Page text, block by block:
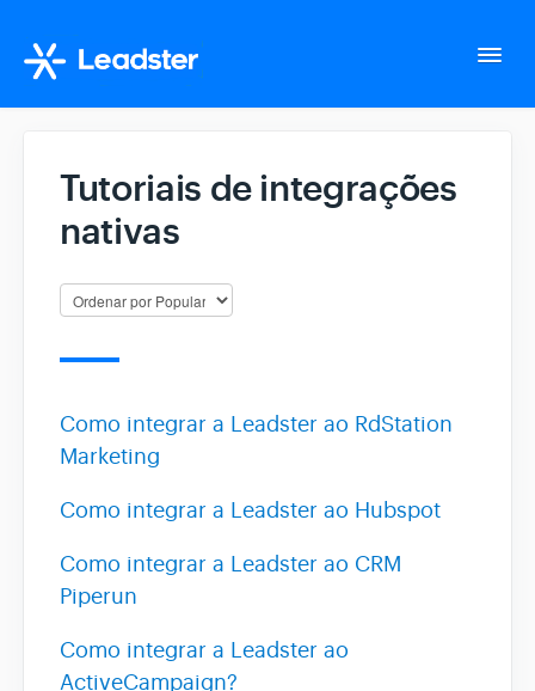
Configurações da conta
Whatsapp Suite
Integração
Tutoriais de integrações
nativas
Como integrar a Leadster ao RdStation
Marketing
Como integrar a Leadster ao Hubspot
Como integrar a Leadster ao CRM
Piperun
Como integrar a Leadster ao
ActiveCampaign?